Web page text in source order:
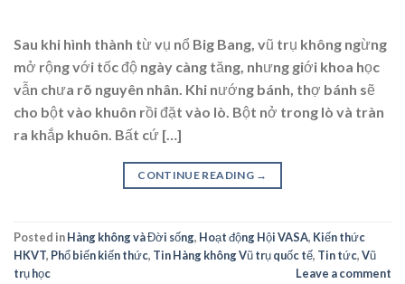
Sau khi hình thành từ vụ nổ Big Bang, vũ trụ không ngừng
mở rộng với tốc độ ngày càng tăng, nhưng giới khoa học
vẫn chưa rõ nguyên nhân. Khi nướng bánh, thợ bánh sẽ
cho bột vào khuôn rồi đặt vào lò. Bột nở trong lò và tràn
ra khắp khuôn. Bất cứ […]
CONTINUE READING →
Posted inHàng không và Đời sống, Hoạt động Hội VASA, Kiến thức
HKVT, Phổ biến kiến thức, Tin Hàng không Vũ trụ quốc tế, Tin tức,Vũ
trụ học
Leave a comment